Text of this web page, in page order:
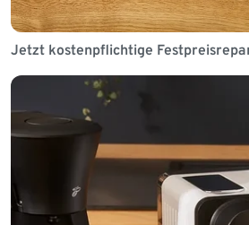
Jetzt kostenpflichtige